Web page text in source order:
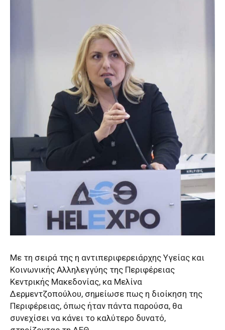
Με τη σειρά της η αντιπεριφερειάρχης Υγείας και
Κοινωνικής Αλληλεγγύης της Περιφέρειας
Κεντρικής Μακεδονίας, κα Μελίνα
Δερμεντζοπούλου, σημείωσε πως η διοίκηση της
Περιφέρειας, όπως ήταν πάντα παρούσα, θα
συνεχίσει να κάνει το καλύτερο δυνατό,